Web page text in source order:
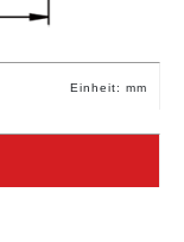
Einheit: mm